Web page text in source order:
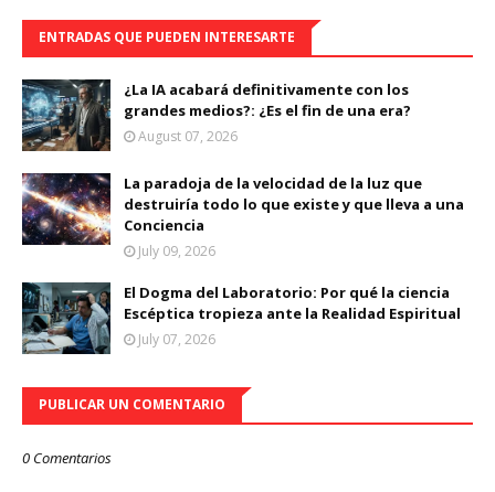
ENTRADAS QUE PUEDEN INTERESARTE
¿La IA acabará definitivamente con los
grandes medios?: ¿Es el fin de una era?
August 07, 2026
La paradoja de la velocidad de la luz que
destruiría todo lo que existe y que lleva a una
Conciencia
July 09, 2026
El Dogma del Laboratorio: Por qué la ciencia
Escéptica tropieza ante la Realidad Espiritual
July 07, 2026
PUBLICAR UN COMENTARIO
0 Comentarios